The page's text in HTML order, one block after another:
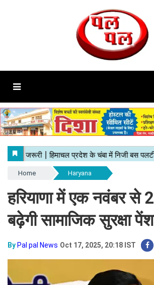
Home Haryana
हरियाणा में एक नवंबर से
बढ़ेगी सामाजिक सुरक्षा
By Pal pal News Oct 17, 2025, 20:18 IST